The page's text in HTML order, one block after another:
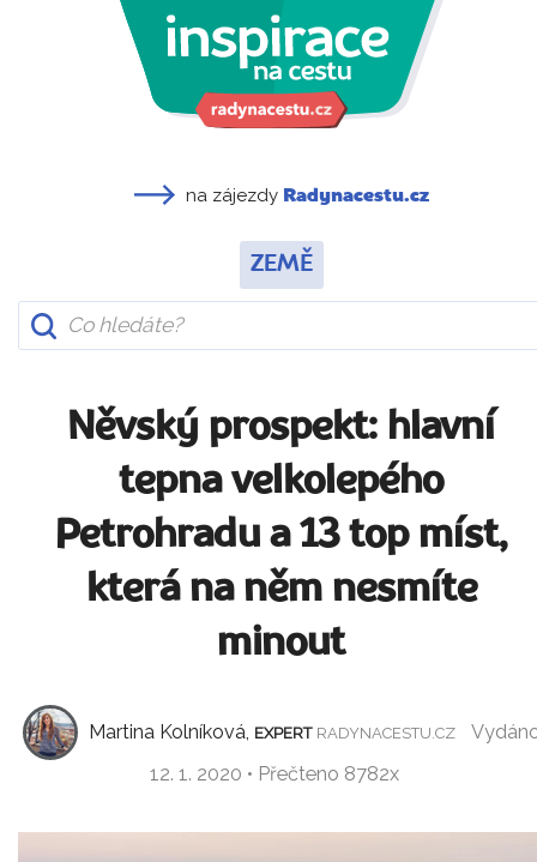
na zájezdy Radynacestu.cz
ZEMĚ
Něvský prospekt: hlavní
tepna velkolepého
Petrohradu a 13 top míst,
která na něm nesmíte
minout
Martina Kolníková, EXPERT RADYNACESTU.CZ
12. 1. 2020 • Přečteno 8782x